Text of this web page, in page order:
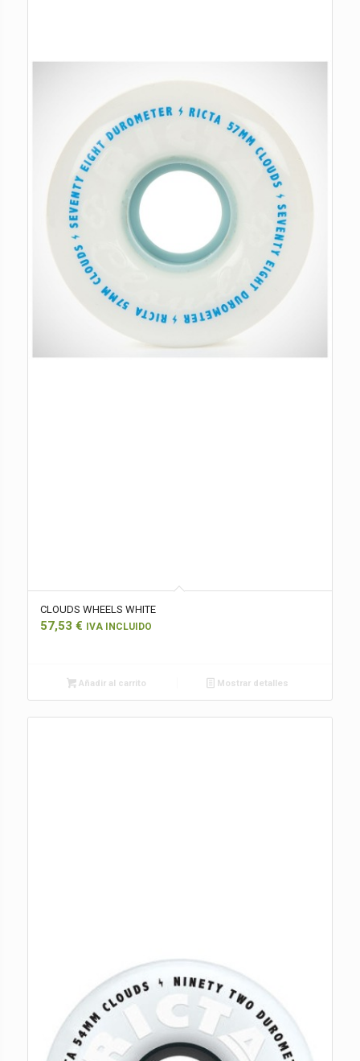
CLOUDS WHEELS WHITE
57,53 € IVA INCLUIDO
Añadir al carrito Mostrar detalles